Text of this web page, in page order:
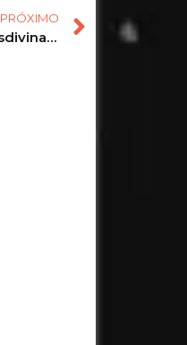
PRÓXIMO
#amor #bomdiaamor #taro #mensagensdivinas #tarot #baralho #baralhociganogratis #simpatia